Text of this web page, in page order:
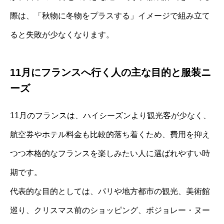
際は、「秋物に冬物をプラスする」イメージで組み立て
ると失敗が少なくなります。
11月にフランスへ行く人の主な目的と服装ニ
ーズ
11月のフランスは、ハイシーズンより観光客が少なく、
航空券やホテル料金も比較的落ち着くため、費用を抑え
つつ本格的なフランスを楽しみたい人に選ばれやすい時
期です。
代表的な目的としては、パリや地方都市の観光、美術館
巡り、クリスマス前のショッピング、ボジョレー・ヌー